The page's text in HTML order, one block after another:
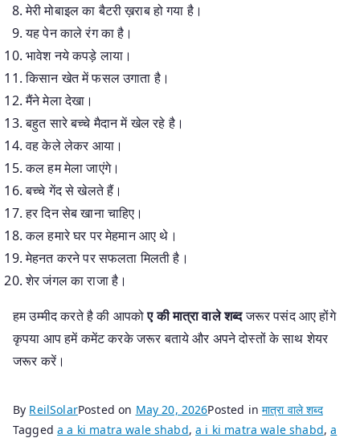
मेरी मोबाइल का बैटरी ख़राब हो गया है।
यह पेन काले रंग का है।
भावेश नये कपड़े लाया।
किसान खेत में फसल उगाता है।
मैंने मेला देखा।
बहुत सारे बच्चे मैदान में खेल रहे है।
वह केले लेकर आया।
कल हम मेला जाएंगे।
बच्चे गेंद से खेलते हैं।
हर दिन सेब खाना चाहिए।
कल हमारे घर पर मेहमान आए थे।
मेहनत करने पर सफलता मिलती है।
शेर जंगल का राजा है।
हम उम्मीद करते है की आपकोए की मात्रा वाले शब्दजरूर पसंद आए होंगे
कृपया आप हमें कमेंट करके जरूर बताये और अपने दोस्तों के साथ शेयर
जरूर करें।
By ReilSolarPosted on May 20, 2026Posted inमात्रा वाले शब्द
Taggeda a ki matra wale shabd,a i ki matra wale shabd,a